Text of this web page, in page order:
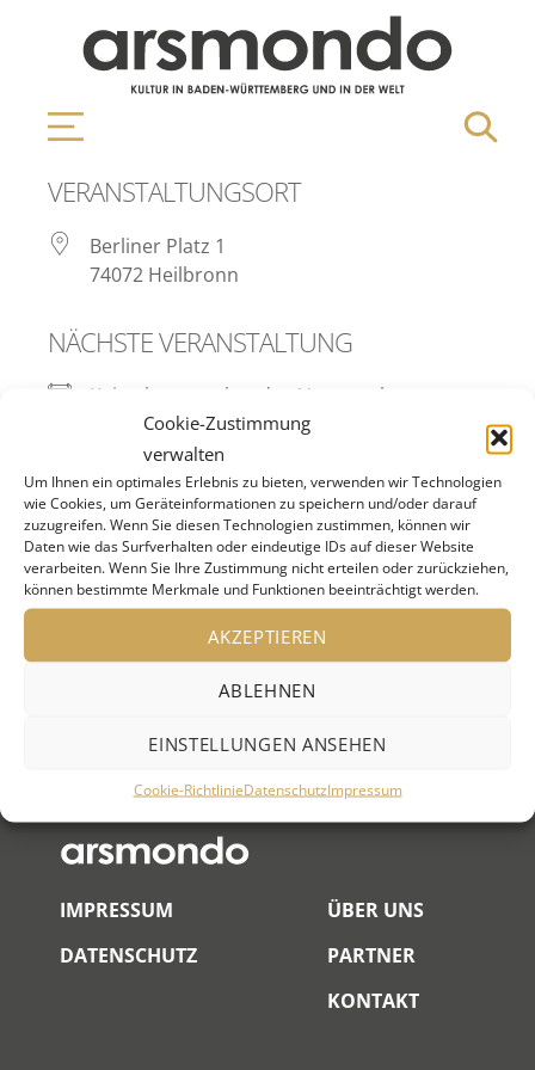
Cookie-Zustimmung
verwalten
Um Ihnen ein optimales Erlebnis zu bieten, verwenden wir Technologien
wie Cookies, um Geräteinformationen zu speichern und/oder darauf
zuzugreifen. Wenn Sie diesen Technologien zustimmen, können wir
Daten wie das Surfverhalten oder eindeutige IDs auf dieser Website
verarbeiten. Wenn Sie Ihre Zustimmung nicht erteilen oder zurückziehen,
können bestimmte Merkmale und Funktionen beeinträchtigt werden.
AKZEPTIEREN
ABLEHNEN
EINSTELLUNGEN ANSEHEN
Cookie-RichtlinieDatenschutzImpressum
VERANSTALTUNGSORT
Berliner Platz 1
74072 Heilbronn
NÄCHSTE VERANSTALTUNG
Keine bevorstehenden Veranstaltungen
Bevorstehende
Veranstaltungen
Keine Veranstaltungen an diesem Ort
IMPRESSUM
DATENSCHUTZ
ÜBER UNS
PARTNER
KONTAKT